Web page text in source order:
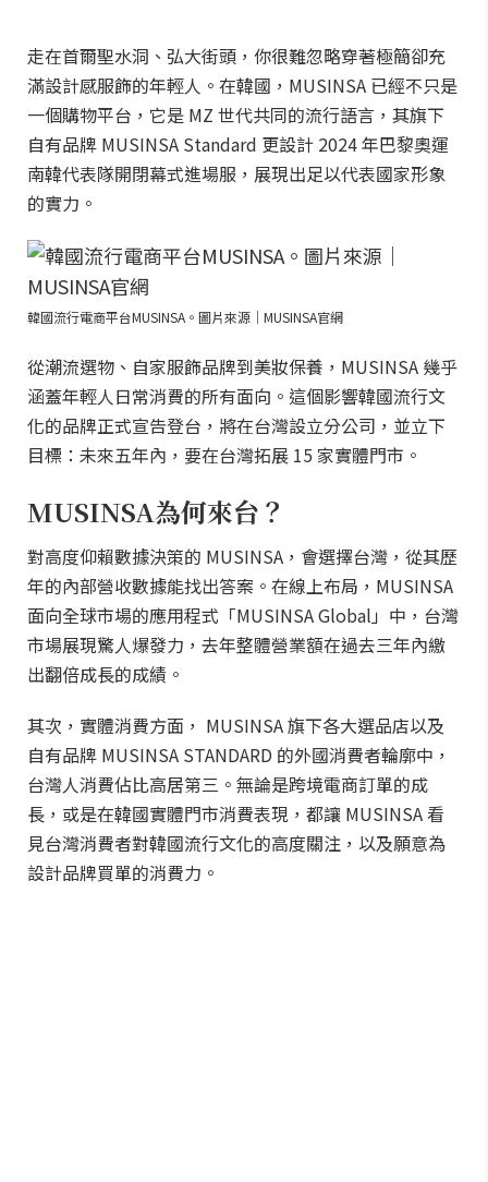
走在首爾聖水洞、弘大街頭，你很難忽略穿著極簡卻充
滿設計感服飾的年輕人。在韓國，MUSINSA 已經不只是
一個購物平台，它是 MZ 世代共同的流行語言，其旗下
自有品牌 MUSINSA Standard 更設計 2024 年巴黎奧運
南韓代表隊開閉幕式進場服，展現出足以代表國家形象
的實力。
韓國流行電商平台MUSINSA。圖片來源｜MUSINSA官網
從潮流選物、自家服飾品牌到美妝保養，MUSINSA 幾乎
涵蓋年輕人日常消費的所有面向。這個影響韓國流行文
化的品牌正式宣告登台，將在台灣設立分公司，並立下
目標：未來五年內，要在台灣拓展 15 家實體門市。
MUSINSA為何來台？
對高度仰賴數據決策的 MUSINSA，會選擇台灣，從其歷
年的內部營收數據能找出答案。在線上布局，MUSINSA
面向全球市場的應用程式「MUSINSA Global」中，台灣
市場展現驚人爆發力，去年整體營業額在過去三年內繳
出翻倍成長的成績。
其次，實體消費方面， MUSINSA 旗下各大選品店以及
自有品牌 MUSINSA STANDARD 的外國消費者輪廓中，
台灣人消費佔比高居第三。無論是跨境電商訂單的成
長，或是在韓國實體門市消費表現，都讓 MUSINSA 看
見台灣消費者對韓國流行文化的高度關注，以及願意為
設計品牌買單的消費力。